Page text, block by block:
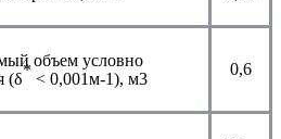
объем условно
(δ* < 0,001м-1), м3
0,6